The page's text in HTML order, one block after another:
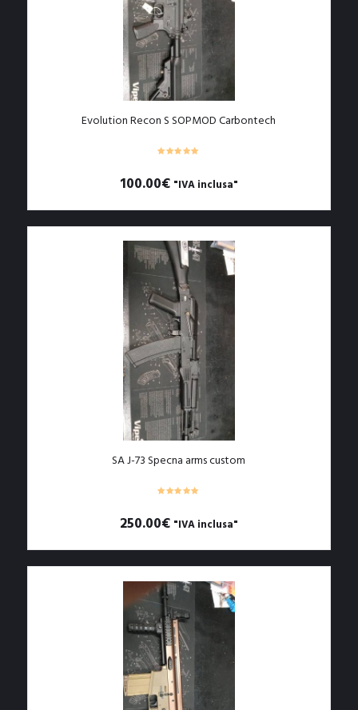
Evolution Recon S SOPMOD Carbontech
100.00€ "IVA inclusa"
SA J-73 Specna arms custom
250.00€ "IVA inclusa"